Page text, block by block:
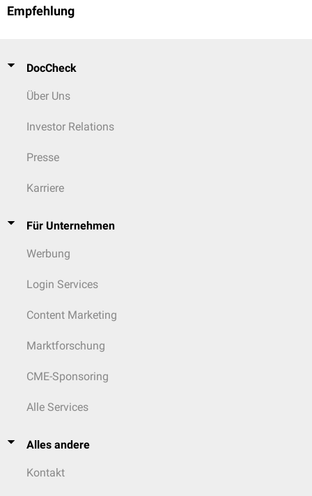
Empfehlung
DocCheck
Über Uns
Investor Relations
Presse
Karriere
Für Unternehmen
Werbung
Login Services
Content Marketing
Marktforschung
CME-Sponsoring
Alle Services
Alles andere
Kontakt